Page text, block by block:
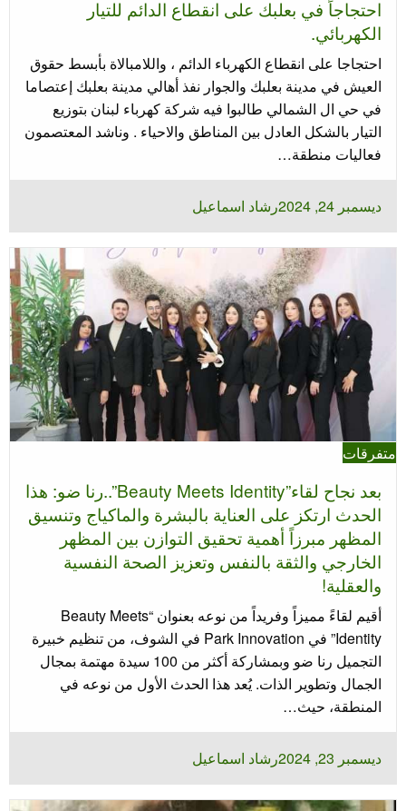
احتجاجاً في بعلبك على انقطاع الدائم للتيار
الكهربائي.
احتجاجا على انقطاع الكهرباء الدائم ، واللامبالاة بأبسط حقوق
العيش في مدينة بعلبك والجوار نفذ أهالي مدينة بعلبك إعتصاما
في حي ال الشمالي طالبوا فيه شركة كهرباء لبنان بتوزيع
التيار بالشكل العادل بين المناطق والاحياء . وناشد المعتصمون
فعاليات منطقة…
نُشر
في
ديسمبر 24, 2024 رشاد اسماعيل
متفرقات
بعد نجاح لقاء”Beauty Meets Identity”..رنا ضو: هذا
الحدث ارتكز على العناية بالبشرة والماكياج وتنسيق
المظهر مبرزاً أهمية تحقيق التوازن بين المظهر
الخارجي والثقة بالنفس وتعزيز الصحة النفسية
والعقلية!
أقيم لقاءً مميزاً وفريداً من نوعه بعنوان “Beauty Meets
Identity” في Park Innovation في الشوف، من تنظيم خبيرة
التجميل رنا ضو وبمشاركة أكثر من 100 سيدة مهتمة بمجال
الجمال وتطوير الذات. يُعد هذا الحدث الأول من نوعه في
المنطقة، حيث…
نُشر
في
ديسمبر 23, 2024 رشاد اسماعيل